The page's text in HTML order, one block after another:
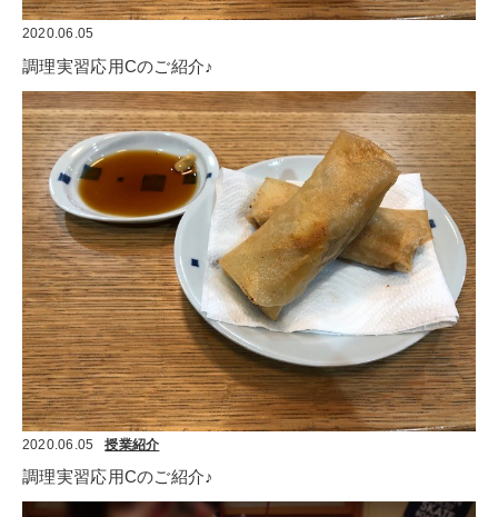
2020.06.05
調理実習応用Cのご紹介♪
2020.06.05 授業紹介
調理実習応用Cのご紹介♪